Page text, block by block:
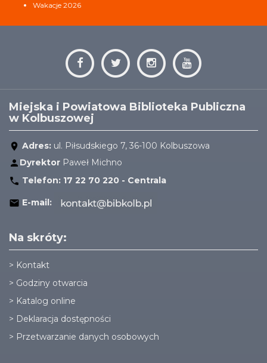
Wakacje 2026
Miejska i Powiatowa Biblioteka Publiczna
w Kolbuszowej
Adres: ul. Piłsudskiego 7, 36-100 Kolbuszowa
Dyrektor Paweł Michno
Telefon: 17 22 70 220 - Centrala
E-mail:
Na skróty:
> Kontakt
> Godziny otwarcia
> Katalog online
> Deklaracja dostępności
> Przetwarzanie danych osobowych